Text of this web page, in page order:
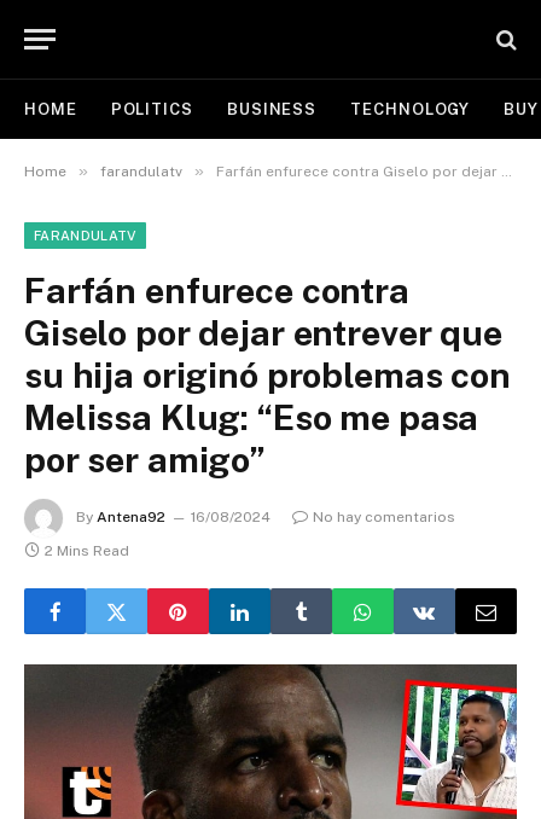
HOME POLITICS BUSINESS TECHNOLOGY
Home » farandulatv » Farfán enfurece contra Giselo por dejar entrever que su hija originó problemas con Melissa Klug: “Eso me pasa por ser amigo”
FARANDULATV
Farfán enfurece contra
Giselo por dejar entrever que
su hija originó problemas con
Melissa Klug: “Eso me pasa
por ser amigo”
By Antena92 16/08/2024
No hay comentarios
2 Mins Read